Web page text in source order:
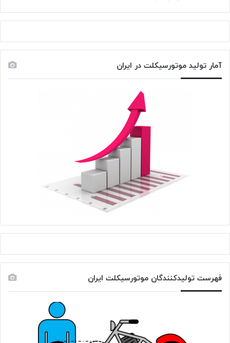
آمار تولید موتورسیکلت در ایران
فهرست تولیدکنندگان موتورسیکلت ایران